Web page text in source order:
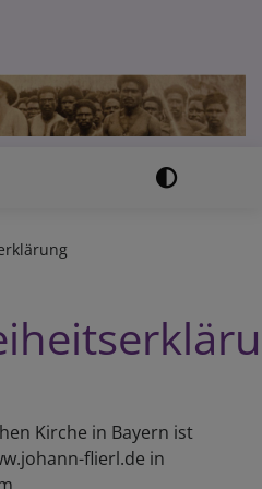
Kirche in Bayern ist
flierl.de in